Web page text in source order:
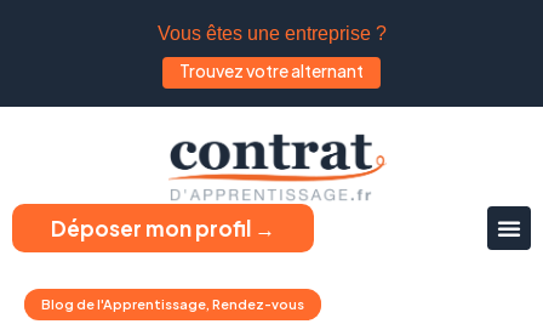
Vous êtes une entreprise ?
Trouvez votre alternant
Déposer mon profil →
Blog de l'Apprentissage, Rendez-vous